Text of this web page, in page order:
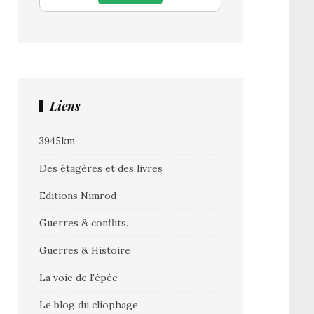
Liens
3945km
Des étagères et des livres
Editions Nimrod
Guerres & conflits.
Guerres & Histoire
La voie de l'épée
Le blog du cliophage